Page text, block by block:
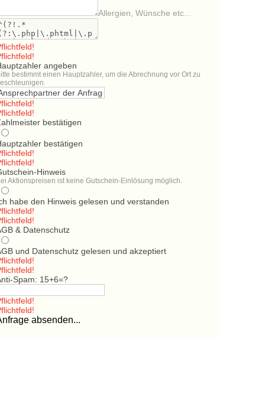
Allergien, Wünsche etc...
angeben
bestimmt einen Hauptzahler, um die Abrechnung vor Ort zu
bestätigen
bestätigen
Hinweis
Aktionspreisen ist keine Gutschein-Einlösung möglich.
habe den Hinweis gelesen und verstanden
& Datenschutz
und Datenschutz gelesen und akzeptiert
Spam: 15+6=?
absenden...